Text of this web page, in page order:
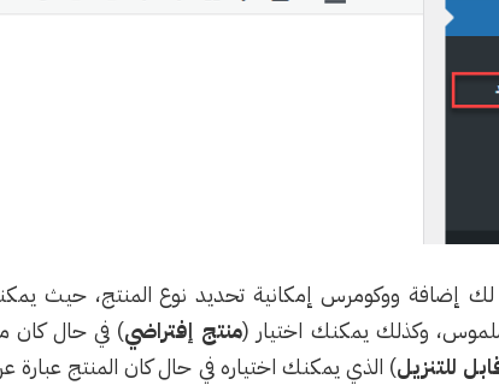
إضافة ووكومرس إمكانية تحديد نوع المنتج، حيث
وكذلك يمكنك اختيار (منتج إفتراضي) في حال كان
للتنزيل) الذي يمكنك اختياره في حال كان المنتج